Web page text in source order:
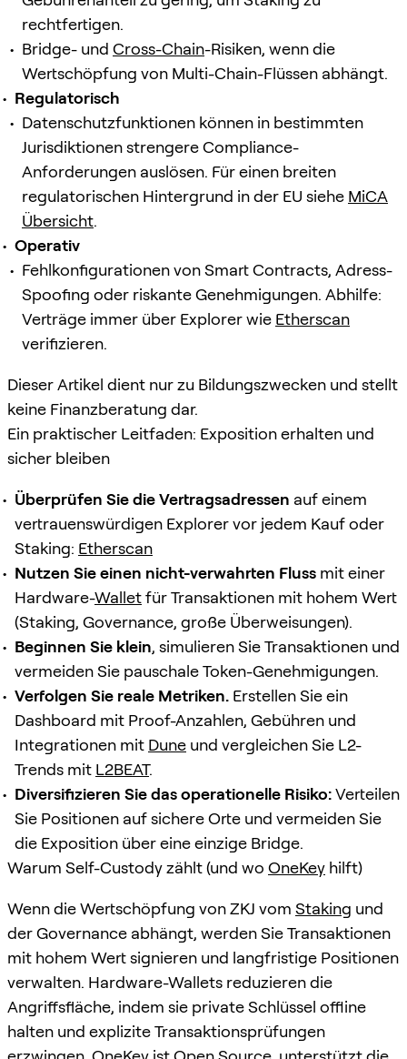
rechtfertigen.
Bridge- und Cross-Chain-Risiken, wenn die
Wertschöpfung von Multi-Chain-Flüssen abhängt.
Regulatorisch
Datenschutzfunktionen können in bestimmten
Jurisdiktionen strengere Compliance-
Anforderungen auslösen. Für einen breiten
regulatorischen Hintergrund in der EU siehe MiCA
Übersicht.
Operativ
Fehlkonfigurationen von Smart Contracts, Adress-
Spoofing oder riskante Genehmigungen. Abhilfe:
Verträge immer über Explorer wie Etherscan
verifizieren.
Dieser Artikel dient nur zu Bildungszwecken und stellt
keine Finanzberatung dar.
Ein praktischer Leitfaden: Exposition erhalten und
sicher bleiben
Überprüfen Sie die Vertragsadressen auf einem
vertrauenswürdigen Explorer vor jedem Kauf oder
Staking: Etherscan
Nutzen Sie einen nicht-verwahrten Fluss mit einer
Hardware-Walletfür Transaktionen mit hohem Wert
(Staking, Governance, große Überweisungen).
Beginnen Sie klein, simulieren Sie Transaktionen und
vermeiden Sie pauschale Token-Genehmigungen.
Verfolgen Sie reale Metriken. Erstellen Sie ein
Dashboard mit Proof-Anzahlen, Gebühren und
Integrationen mit Dune und vergleichen Sie L2-
Trends mit L2BEAT.
Diversifizieren Sie das operationelle Risiko:Verteilen
Sie Positionen auf sichere Orte und vermeiden Sie
die Exposition über eine einzige Bridge.
Warum Self-Custody zählt (und wo OneKey hilft)
Wenn die Wertschöpfung von ZKJ vom Staking und
der Governance abhängt, werden Sie Transaktionen
mit hohem Wert signieren und langfristige Positionen
verwalten. Hardware-Wallets reduzieren die
Angriffsfläche, indem sie private Schlüssel offline
halten und explizite Transaktionsprüfungen